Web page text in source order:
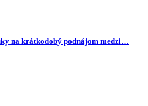
na krátkodobý podnájom medzi…